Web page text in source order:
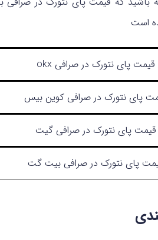
است
قیمت پای نتورک در صرافی okx
پای نتورک در صرافی کوین بیس
قیمت پای نتورک در صرافی گیت
پای نتورک در صرافی بیت گت